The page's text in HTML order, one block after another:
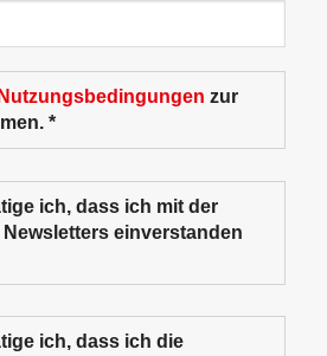
Nutzungsbedingungen
*
ich, dass ich mit der
einverstanden
ich, dass ich die